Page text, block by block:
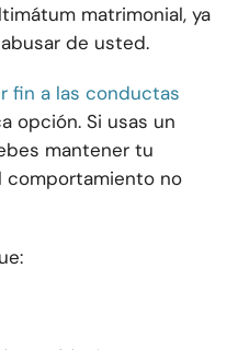
matrimonial, ya
de usted.
fin a las conductas
opción. Si usas un
mantener tu
comportamiento no